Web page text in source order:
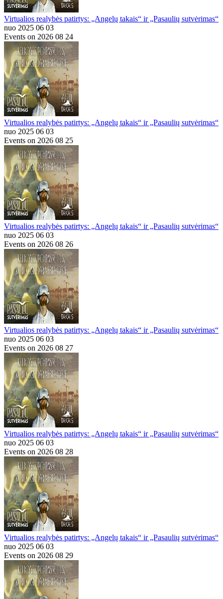
Virtualios realybės patirtys: „Angelų takais“ ir „Pasaulių sutvėrimas“
nuo 2025 06 03
Events on 2026 08 24
Virtualios realybės patirtys: „Angelų takais“ ir „Pasaulių sutvėrimas“
nuo 2025 06 03
Events on 2026 08 25
Virtualios realybės patirtys: „Angelų takais“ ir „Pasaulių sutvėrimas“
nuo 2025 06 03
Events on 2026 08 26
Virtualios realybės patirtys: „Angelų takais“ ir „Pasaulių sutvėrimas“
nuo 2025 06 03
Events on 2026 08 27
Virtualios realybės patirtys: „Angelų takais“ ir „Pasaulių sutvėrimas“
nuo 2025 06 03
Events on 2026 08 28
Virtualios realybės patirtys: „Angelų takais“ ir „Pasaulių sutvėrimas“
nuo 2025 06 03
Events on 2026 08 29